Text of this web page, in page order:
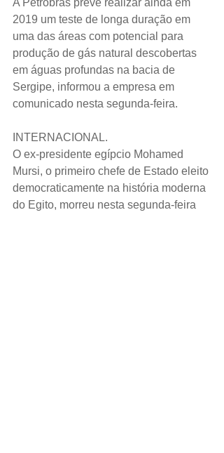
2019 um teste de longa duração em
uma das áreas com potencial para
produção de gás natural descobertas
em águas profundas na bacia de
Sergipe, informou a empresa em
comunicado nesta segunda-feira.
INTERNACIONAL.
O ex-presidente egípcio Mohamed
Mursi, o primeiro chefe de Estado eleito
democraticamente na história moderna
do Egito, morreu nesta segunda-feira